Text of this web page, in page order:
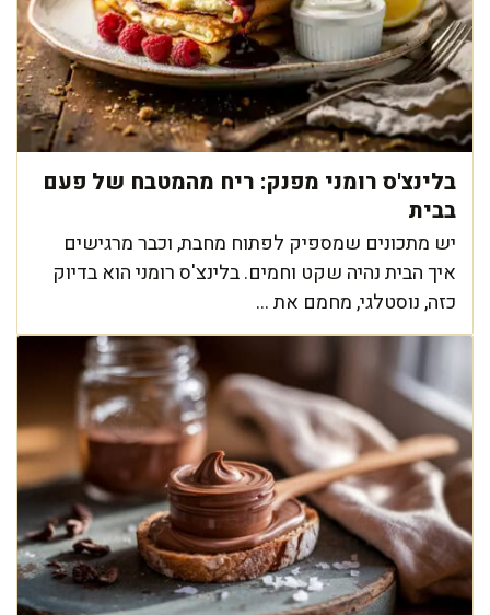
בלינצ'ס רומני מפנק: ריח מהמטבח של פעם
בבית
יש מתכונים שמספיק לפתוח מחבת, וכבר מרגישים
איך הבית נהיה שקט וחמים. בלינצ'ס רומני הוא בדיוק
כזה, נוסטלגי, מחמם את ...